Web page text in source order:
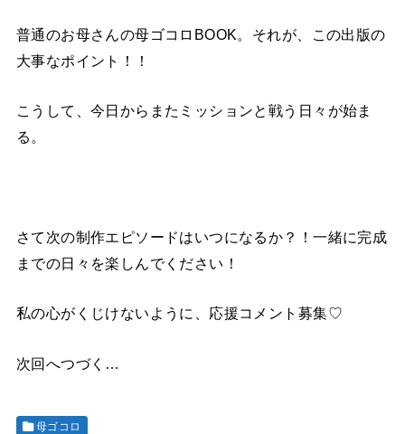
普通のお母さんの母ゴコロBOOK。それが、この出版の
大事なポイント！！
こうして、今日からまたミッションと戦う日々が始ま
る。
さて次の制作エピソードはいつになるか？！一緒に完成
までの日々を楽しんでください！
私の心がくじけないように、応援コメント募集♡
次回へつづく…
母ゴコロ